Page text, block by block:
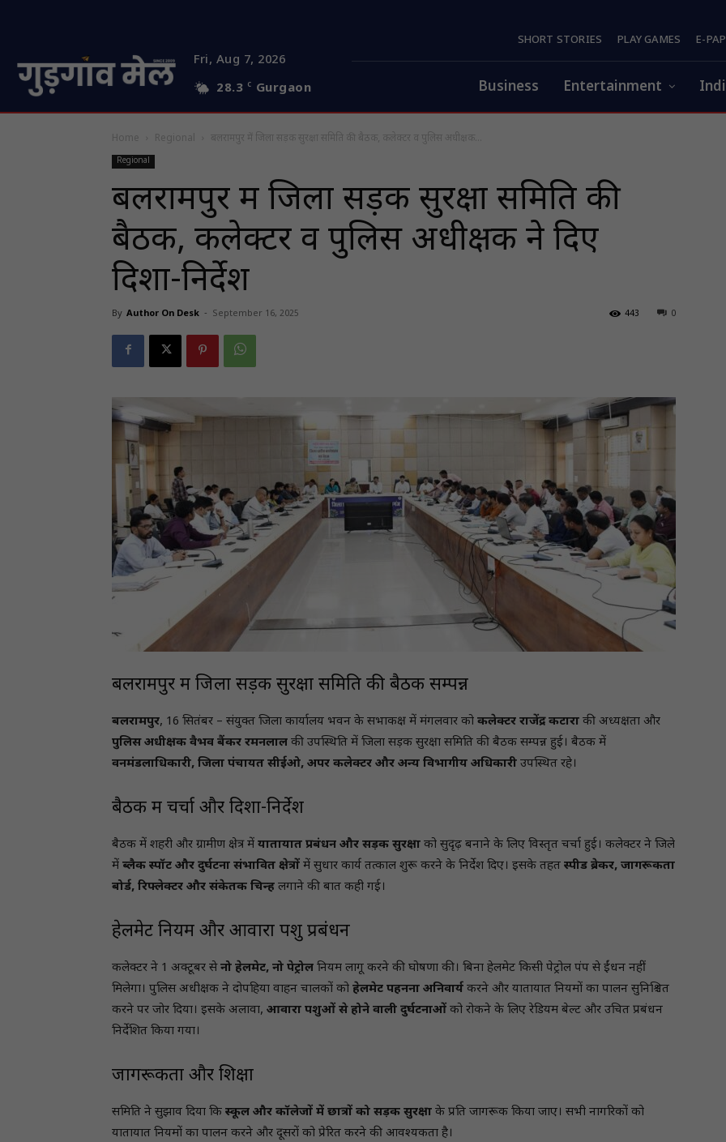
Fri, Aug 7, 2026
28.3 C Gurgaon
SHORT STORIES PLAY GAMES E-
Business Entertainment
Home Regional बलरामपुर में जिला सड़क सुरक्षा समिति की बैठक, कलेक्टर व पुलिस अधीक्षक...
Regional
बलरामपुर में जिला सड़क सुरक्षा समिति की
बैठक, कलेक्टर व पुलिस अधीक्षक ने दिए
दिशा-निर्देश
By Author On Desk - September 16, 2025 0
443
बलरामपुर में जिला सड़क सुरक्षा समिति की बैठक सम्पन्न
बलरामपुर, 16 सितंबर – संयुक्त जिला कार्यालय भवन के सभाकक्ष में मंगलवार को कलेक्टर राजेंद्र कटारा की अध्यक्षता और
पुलिस अधीक्षक वैभव बैंकर रमनलाल की उपस्थिति में जिला सड़क सुरक्षा समिति की बैठक सम्पन्न हुई। बैठक में
वनमंडलाधिकारी, जिला पंचायत सीईओ, अपर कलेक्टर और अन्य विभागीय अधिकारी उपस्थित रहे।
बैठक में चर्चा और दिशा-निर्देश
बैठक में शहरी और ग्रामीण क्षेत्र में यातायात प्रबंधन और सड़क सुरक्षा को सुदृढ़ बनाने के लिए विस्तृत चर्चा हुई। कलेक्टर ने जिले
में ब्लैक स्पॉट और दुर्घटना संभावित क्षेत्रों में सुधार कार्य तत्काल शुरू करने के निर्देश दिए। इसके तहत स्पीड ब्रेकर, जागरूकता
बोर्ड, रिफ्लेक्टर और संकेतक चिन्ह लगाने की बात कही गई।
हेलमेट नियम और आवारा पशु प्रबंधन
कलेक्टर ने 1 अक्टूबर सेनो हेलमेट, नो पेट्रोल नियम लागू करने की घोषणा की। बिना हेलमेट किसी पेट्रोल पंप से ईंधन नहीं
मिलेगा। पुलिस अधीक्षक ने दोपहिया वाहन चालकों को हेलमेट पहनना अनिवार्य करने और यातायात नियमों का पालन सुनिश्चित
करने पर जोर दिया। इसके अलावा, आवारा पशुओं से होने वाली दुर्घटनाओं को रोकने के लिए रेडियम बेल्ट और उचित प्रबंधन
निर्देशित किया गया।
जागरूकता और शिक्षा
समिति ने सुझाव दिया कि स्कूल और कॉलेजों में छात्रों को सड़क सुरक्षा के प्रति जागरूक किया जाए। सभी नागरिकों को
यातायात नियमों का पालन करने और दूसरों को प्रेरित करने की आवश्यकता है।